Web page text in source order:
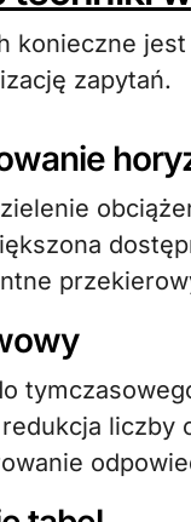
konieczne
zapytań.
liczby